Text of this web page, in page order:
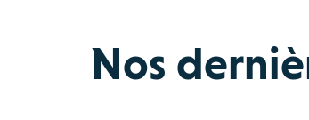
Nos